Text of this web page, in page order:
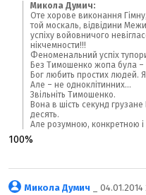
Микола Думич:
Оте хорове виконання
той москаль, відвідини
успіху войовничого
нікчемности!!!
Феноменальний успіх
Без Тимошенко жопа була
Бог любить простих людей.
Але – не одноклітинних...
Звільніть Тимошенко.
Вона в шість секунд
десять.
Але розумною, конкретною і
100%
Микола Думич _